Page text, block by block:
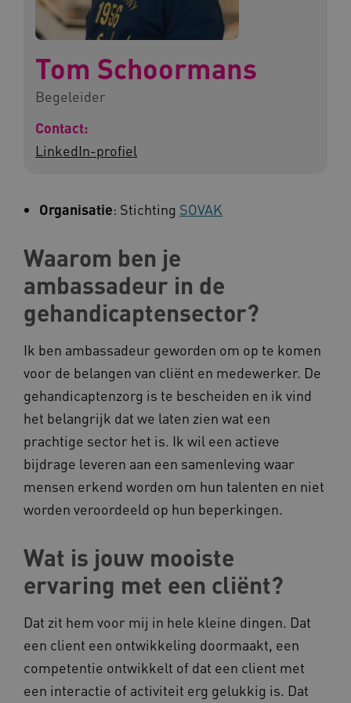
Tom Schoormans
Begeleider
Contact:
LinkedIn-profiel
Organisatie: Stichting SOVAK
Waarom ben je
ambassadeur in de
gehandicaptensector?
Ik ben ambassadeur geworden om op te komen
voor de belangen van cliënt en medewerker. De
gehandicaptenzorg is te bescheiden en ik vind
het belangrijk dat we laten zien wat een
prachtige sector het is. Ik wil een actieve
bijdrage leveren aan een samenleving waar
mensen erkend worden om hun talenten en niet
worden veroordeeld op hun beperkingen.
Wat is jouw mooiste
ervaring met een cliënt?
Dat zit hem voor mij in hele kleine dingen. Dat
een client een ontwikkeling doormaakt, een
competentie ontwikkelt of dat een client met
een interactie of activiteit erg gelukkig is. Dat